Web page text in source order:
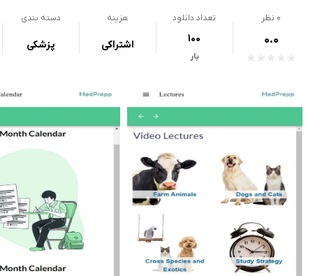
0 نظر
0.0
تعداد دانلود
100
بار
هزینه
اشتراکی
دسته بندی
پزشکی